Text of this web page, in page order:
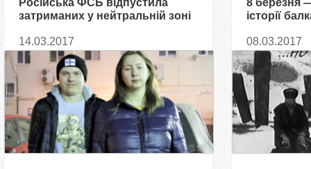
Російська ФСБ відпустила
затриманих у нейтральній зоні
14.03.2017
8 березня
історії
08.03.2017